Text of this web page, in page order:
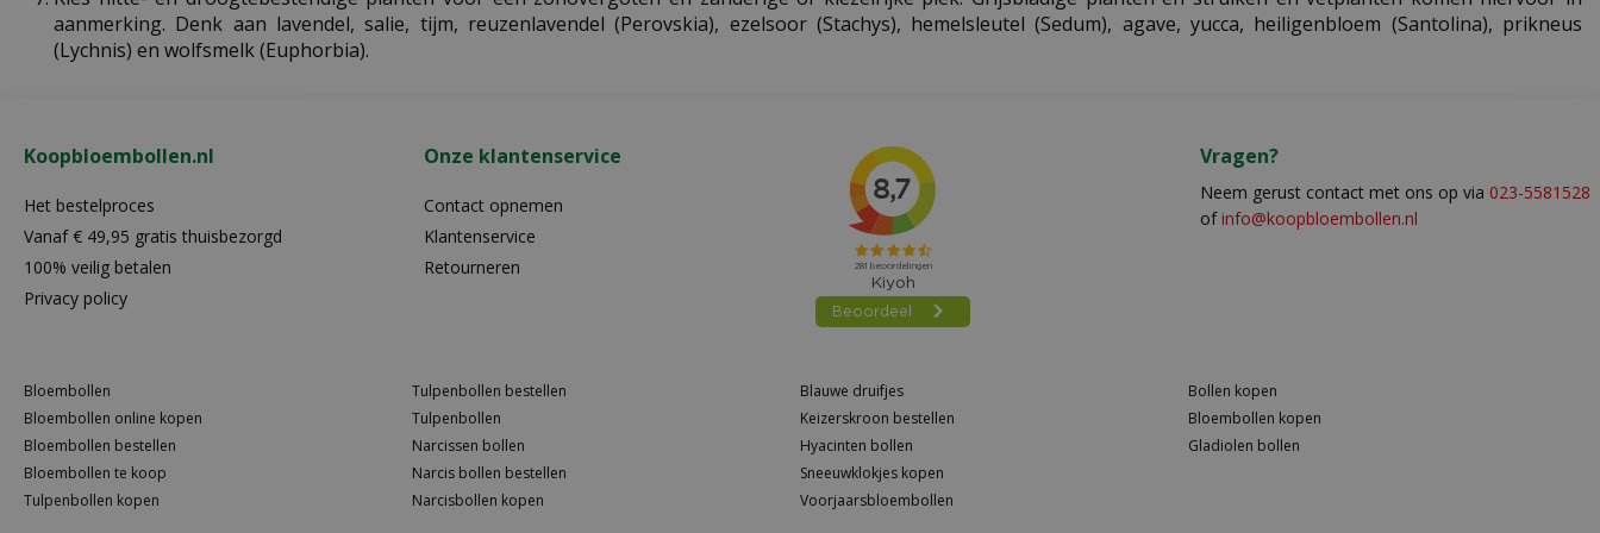
aanmerking. Denk aan lavendel, salie, tijm, reuzenlavendel (Perovskia), ezelsoor (Stachys), hemelsleutel (Sedum), agave, yucca, heiligenbloem (Santolina), prikneus
(Lychnis) en wolfsmelk (Euphorbia).
Koopbloembollen.nl
Het bestelproces
Vanaf € 49,95 gratis thuisbezorgd
100% veilig betalen
Privacy policy
Onze klantenservice
Contact opnemen
Klantenservice
Retourneren
Vragen?
Neem gerust contact met ons op via 023-5581528
of info@koopbloembollen.nl
Bloembollen
Bloembollen online kopen
Bloembollen bestellen
Bloembollen te koop
Tulpenbollen kopen
Tulpenbollen bestellen
Tulpenbollen
Narcissen bollen
Narcis bollen bestellen
Narcisbollen kopen
Blauwe druifjes
Keizerskroon bestellen
Hyacinten bollen
Sneeuwklokjes kopen
Voorjaarsbloembollen
Bollen kopen
Bloembollen kopen
Gladiolen bollen